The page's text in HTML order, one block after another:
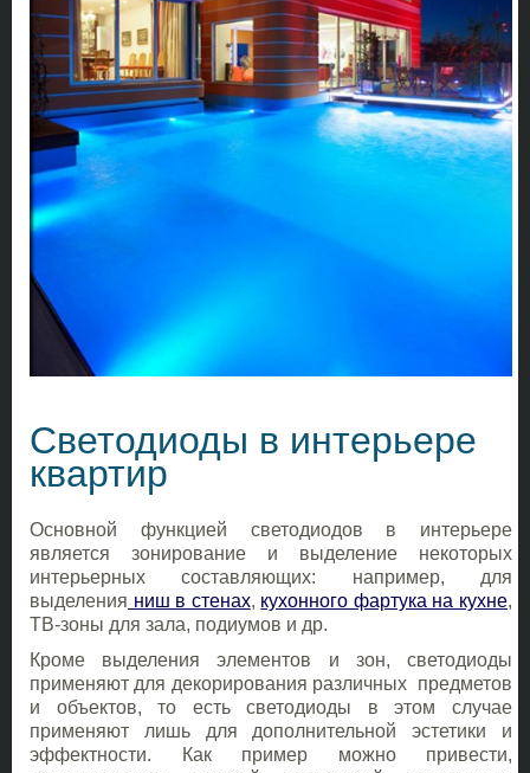
Светодиоды в интерьере
квартир
Основной функцией светодиодов в интерьере
является зонирование и выделение некоторых
интерьерных составляющих: например, для
выделения ниш в стенах, кухонного фартука на кухне,
ТВ-зоны для зала, подиумов и др.
Кроме выделения элементов и зон, светодиоды
применяют для декорирования различных предметов
и объектов, то есть светодиоды в этом случае
применяют лишь для дополнительной эстетики и
эффектности. Как пример можно привести,